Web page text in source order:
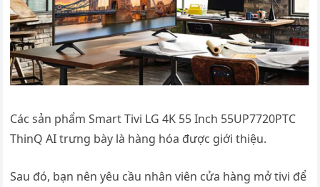
Các sản phẩm Smart Tivi LG 4K 55 Inch 55UP7720PTC
ThinQ AI trưng bày là hàng hóa được giới thiệu.
Sau đó, bạn nên yêu cầu nhân viên cửa hàng mở tivi để